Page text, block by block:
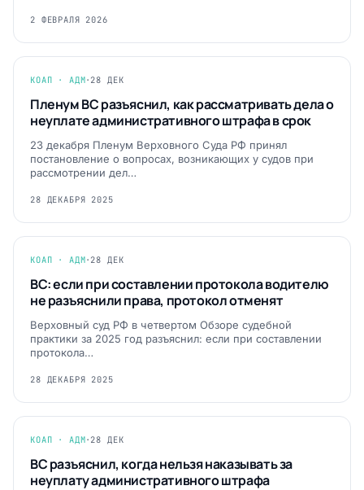
2 ФЕВРАЛЯ 2026
КОАП · АДМ· 28 ДЕК
Пленум ВС разъяснил, как рассматривать дела о
неуплате административного штрафа в срок
23 декабря Пленум Верховного Суда РФ принял
постановление о вопросах, возникающих у судов при
рассмотрении дел…
28 ДЕКАБРЯ 2025
КОАП · АДМ· 28 ДЕК
ВС: если при составлении протокола водителю
не разъяснили права, протокол отменят
Верховный суд РФ в четвертом Обзоре судебной
практики за 2025 год разъяснил: если при составлении
протокола…
28 ДЕКАБРЯ 2025
КОАП · АДМ· 28 ДЕК
ВС разъяснил, когда нельзя наказывать за
неуплату административного штрафа